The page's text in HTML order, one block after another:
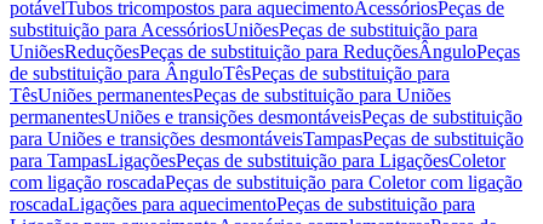
potávelTubos tricompostos para aquecimentoAcessóriosPeças de
substituição para AcessóriosUniõesPeças de substituição para
UniõesReduçõesPeças de substituição para ReduçõesÂnguloPeças
de substituição para ÂnguloTêsPeças de substituição para
TêsUniões permanentesPeças de substituição para Uniões
permanentesUniões e transições desmontáveisPeças de substituição
para Uniões e transições desmontáveisTampasPeças de substituição
para TampasLigaçõesPeças de substituição para LigaçõesColetor
com ligação roscadaPeças de substituição para Coletor com ligação
roscadaLigações para aquecimentoPeças de substituição para